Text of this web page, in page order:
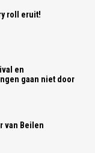
roll eruit!
en
gaan niet door
van Beilen